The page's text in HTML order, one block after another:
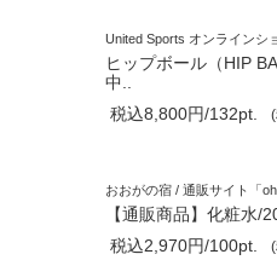
United Sports オンラインショ
ヒップボール（HIP
中..
税込8,800円/132pt.
おおがの宿 / 通販サイト「
【通販商品】化粧水/
税込2,970円/100pt.